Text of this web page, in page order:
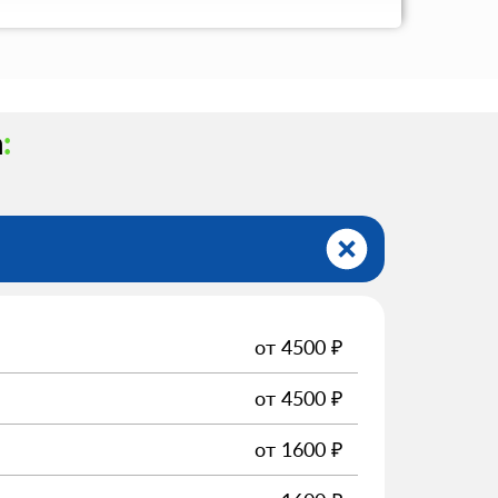
:
от 4500 ₽
от 4500 ₽
от 1600 ₽